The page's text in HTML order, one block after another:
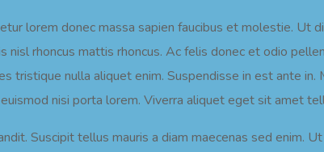
lorem donec massa sapien faucibus et molestie. Ut
nisl rhoncus mattis rhoncus. Ac felis donec et odio
nulla aliquet enim. Suspendisse in est ante in.
nisi porta lorem. Viverra aliquet eget sit amet
Suscipit tellus mauris a diam maecenas sed enim.